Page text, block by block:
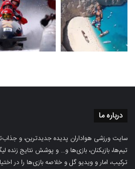
درباره ما
سایت ورزشی هواداران پدیده جدیدترین، و
تیم‌ها، بازیکنان، بازی‌ها و… و پوشش نتایج زنده
ترکیب، امار و ویدیو‌‌ گل‌ و خلاصه بازی‌ها را در